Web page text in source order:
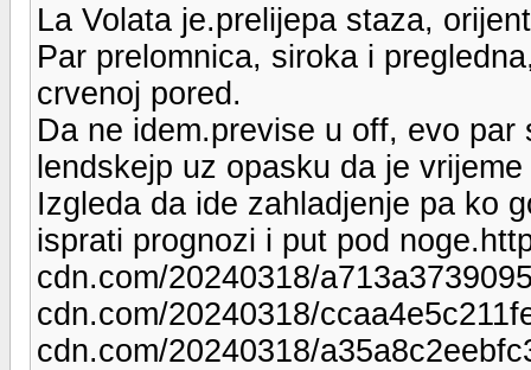
La Volata je.prelijepa staza,
Par prelomnica, siroka i
crvenoj pored.
Da ne idem.previse u off, evo
lendskejp uz opasku da je
Izgleda da ide zahladjenje pa ko
isprati prognozi i put pod
cdn.com/20240318/
cdn.com/20240318/
cdn.com/20240318/